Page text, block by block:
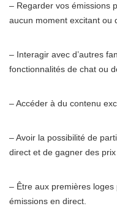
– Regarder vos émissions
aucun moment excitant ou
– Interagir avec d’autres
fonctionnalités de chat ou
– Accéder à du contenu
– Avoir la possibilité de
direct et de gagner des prix
– Être aux premières
émissions en direct.